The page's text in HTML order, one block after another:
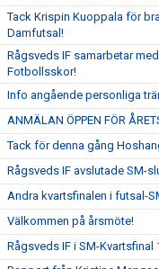
Tack Krispin Kuoppala för
Damfutsal!
Rågsveds IF samarbetar
Fotbollsskor!
Info angående personliga
ANMÄLAN ÖPPEN FÖR
Tack för denna gång
Rågsveds IF avslutade SM-
Andra kvartsfinalen i futsal-
Välkommen på årsmöte!
Rågsveds IF i SM-